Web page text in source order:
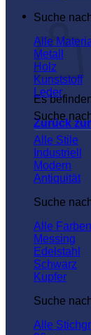
Warenkorb
Es
Zurück
Suche
Alle
Metall
Holz
Kunststoff
Leder
Suche
Alle Stile
Industriell
Modern
Antiquität
Suche
Alle Farben
Messing
Edelstahl
Schwarz
Kupfer
Suche
Alle